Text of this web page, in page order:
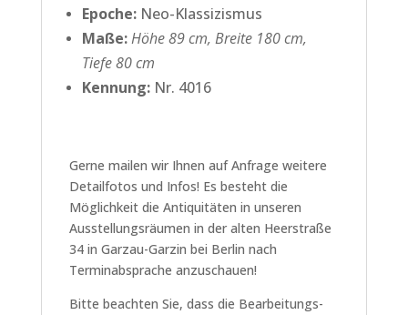
Epoche:Neo-Klassizismus
Maße:Höhe 89 cm, Breite 180 cm,
Tiefe 80 cm
Kennung:Nr. 4016
Gerne mailen wir Ihnen auf Anfrage weitere
Detailfotos und Infos! Es besteht die
Möglichkeit die Antiquitäten in unseren
Ausstellungsräumen in der alten Heerstraße
34 in Garzau-Garzin bei Berlin nach
Terminabsprache anzuschauen!
Bitte beachten Sie, dass die Bearbeitungs-